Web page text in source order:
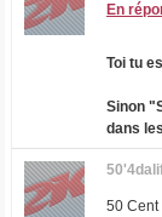
En
Toi tu
Sinon
dans
50 Cent